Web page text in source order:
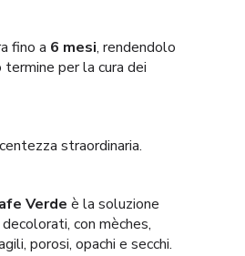
fino a 6 mesi, rendendolo
per la cura dei
straordinaria.
Verde è la soluzione
con mèches,
porosi, opachi e secchi.